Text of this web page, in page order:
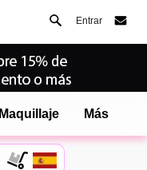
Entrar
Maquillaje Más